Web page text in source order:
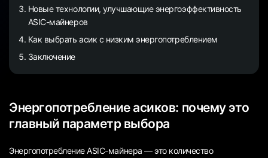
Новые технологии, улучшающие энергоэффективность
ASIC-майнеров
Как выбрать асик с низким энергопотреблением
Заключение
Энергопотребление асиков: почему это
главный параметр выбора
Энергопотребление ASIC-майнера — это количество